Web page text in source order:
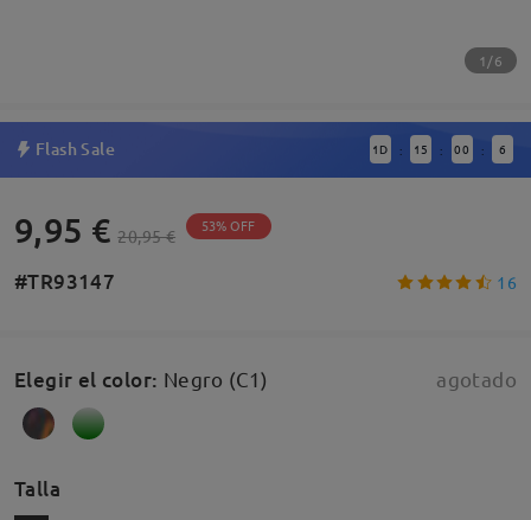
1/6
Flash Sale 1 D : 15 : 00 : 5
9,95 € 20,95 € 53% OFF
#TR93147 16
Elegir el color: Negro (C1) agotado
Talla